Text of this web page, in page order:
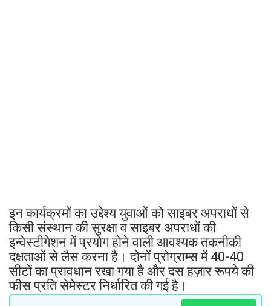
इन कार्यक्रमों का उद्देश्य युवाओं को साइबर अपराधों से
किसी संस्थान की सुरक्षा व साइबर अपराधों की
इन्वेस्टीगेशन में प्रयोग होने वाली आवश्यक तकनीकी
दक्षताओं से लैस करना है। दोनों प्रोग्राम्स में 40-40
सीटों का प्रावधान रखा गया है और दस हज़ार रूपये की
फीस प्रति सेमेस्टर निर्धारित की गई है।